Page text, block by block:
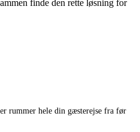
finde den rette løsning for
rummer hele din gæsterejse fra før